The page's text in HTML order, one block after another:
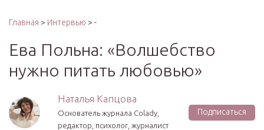
Главная > Интервью > -
Ева Польна: «Волшебство
нужно питать любовью»
Наталья Капцова
Основатель журнала Colady,
редактор, психолог, журналист
Подписаться